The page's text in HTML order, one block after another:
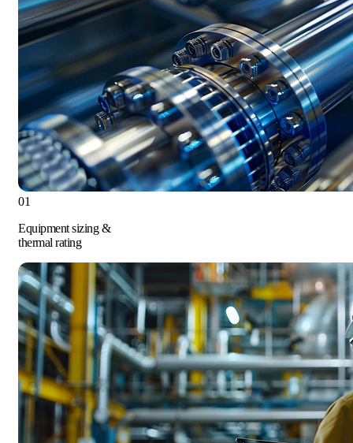
01
Equipment sizing &
thermal rating